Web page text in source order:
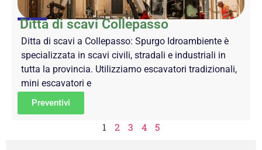
Ditta di scavi Collepasso
Ditta di scavi a Collepasso: Spurgo Idroambiente è
specializzata in scavi civili, stradali e industriali in
tutta la provincia. Utilizziamo escavatori tradizionali,
mini escavatori e
Preventivi
1 2 3 4 5